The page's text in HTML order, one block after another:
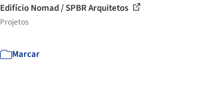
Edifício Nomad / SPBR Arquitetos
Projetos
Marcar